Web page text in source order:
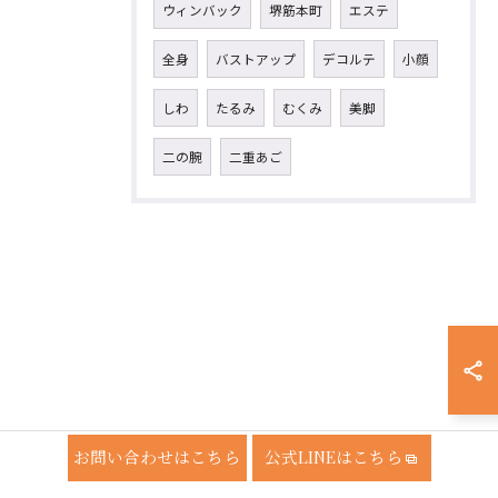
ウィンバック 堺筋本町 エステ
全身 バストアップ デコルテ 小顔
しわ たるみ むくみ 美脚
二の腕 二重あご
お問い合わせはこちら 公式LINEはこちら